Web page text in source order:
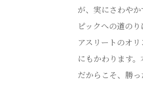
が、実にさわや
ピックへの道の
アスリートのオ
にもかわります
だからこそ、勝